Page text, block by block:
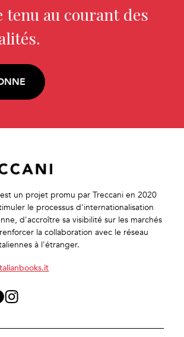
tenu au courant des
un projet promu par Treccani en 2020
le processus d'internationalisation
d'accroître sa visibilité sur les marchés
la collaboration avec le réseau
à l'étranger.